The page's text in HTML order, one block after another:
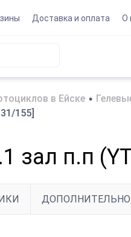
Доставка и оплата О
в Ейске •
155]
зал п.п
ДОПОЛНИТЕЛЬНО